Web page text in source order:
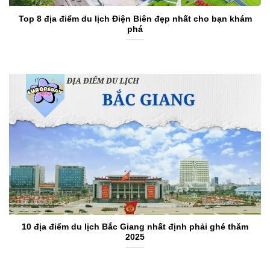
Top 8 địa điểm du lịch Điện Biên đẹp nhất cho bạn khám
phá
10 địa điểm du lịch Bắc Giang nhất định phải ghé thăm
2025